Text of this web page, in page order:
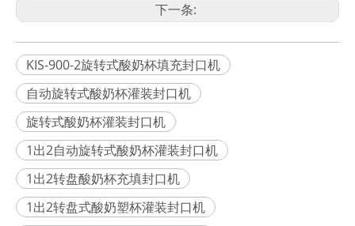
下一条:
KIS-900-2旋转式酸奶杯填充封口机
自动旋转式酸奶杯灌装封口机
旋转式酸奶杯灌装封口机
1出2自动旋转式酸奶杯灌装封口机
1出2转盘酸奶杯充填封口机
1出2转盘式酸奶塑杯灌装封口机